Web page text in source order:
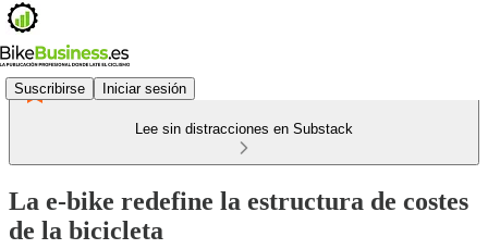
Suscribirse Iniciar sesión
Lee sin distracciones en Substack
La e-bike redefine la estructura de costes
de la bicicleta